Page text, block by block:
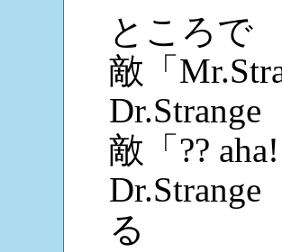
ところで
敵「
Dr.Strange
敵「??
Dr.Strange
る